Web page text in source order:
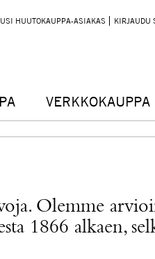
HUUTOKAUPPA-ASIAKAS KIRJAUDU
VERKKOKAUPPA
Olemme
1866 alkaen,